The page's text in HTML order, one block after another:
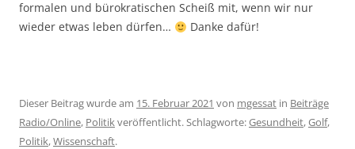
formalen und bürokratischen Scheiß mit, wenn wir nur
wieder etwas leben dürfen…
Danke dafür!
Dieser Beitrag wurde am 15. Februar 2021 von mgessat in Beiträge
Radio/Online, Politikveröffentlicht. Schlagworte:Gesundheit,Golf,
Politik,Wissenschaft.